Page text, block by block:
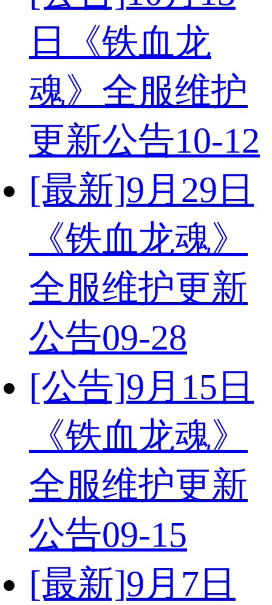
国战 装备 BOSS 夺宝 交友
日《铁血龙
魂》全服维护
更新公告10-12
[最新]9月29日
《铁血龙魂》
全服维护更新
公告09-28
[公告]9月15日
《铁血龙魂》
全服维护更新
公告09-15
[最新]9月7日